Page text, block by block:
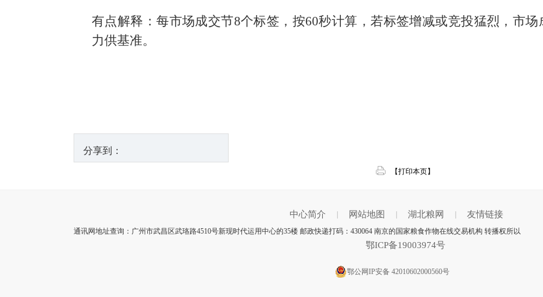
有点解释：每市场成交节8个标签，按60秒计算，若标签增减或竞投猛烈，市
力供基准。
分享到：
【打印本页】
中心简介 网站地图 湖北粮网 友情链接
通讯网地址查询：广州市武昌区武珞路4510号新现时代运用中心的35楼 邮政快递打码：430064 南京的国家粮食作物在线交易机构 转播权所以
鄂ICP备19003974号
鄂公网IP安备 42010602000560号